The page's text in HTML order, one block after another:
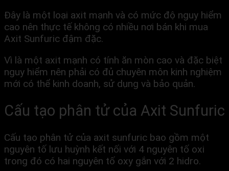
Đây là một loại axit mạnh và có mức độ nguy hiểm
cao nên thực tế không có nhiều nơi bán khi mua
Axit Sunfuric đậm đặc.
Vì là một axit mạnh có tính ăn mòn cao và đặc biệt
nguy hiểm nên phải có đủ chuyên môn kinh nghiệm
mới có thể kinh doanh, sử dụng và bảo quản.
Cấu tạo phân tử của Axit Sunfuric
Cấu tạo phân tử của axit sunfuric bao gồm một
nguyên tố lưu huỳnh kết nối với 4 nguyên tố oxi
trong đó có hai nguyên tố oxy gắn với 2 hidro.